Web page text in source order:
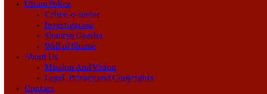
Uttam Police
Crime-o-meter
Investigation
Shaurya Gaatha
Wall of Shame
About Us
Mission And Vision
Legal, Privacy and Copyrights
Contact